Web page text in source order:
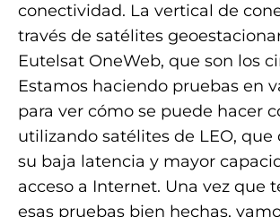
conectividad. La vertical de
través de satélites
Eutelsat OneWeb, que son los
Estamos haciendo pruebas en
para ver cómo se puede hacer
utilizando satélites de LEO, que
su baja latencia y mayor
acceso a Internet. Una vez que
esas pruebas bien hechas,